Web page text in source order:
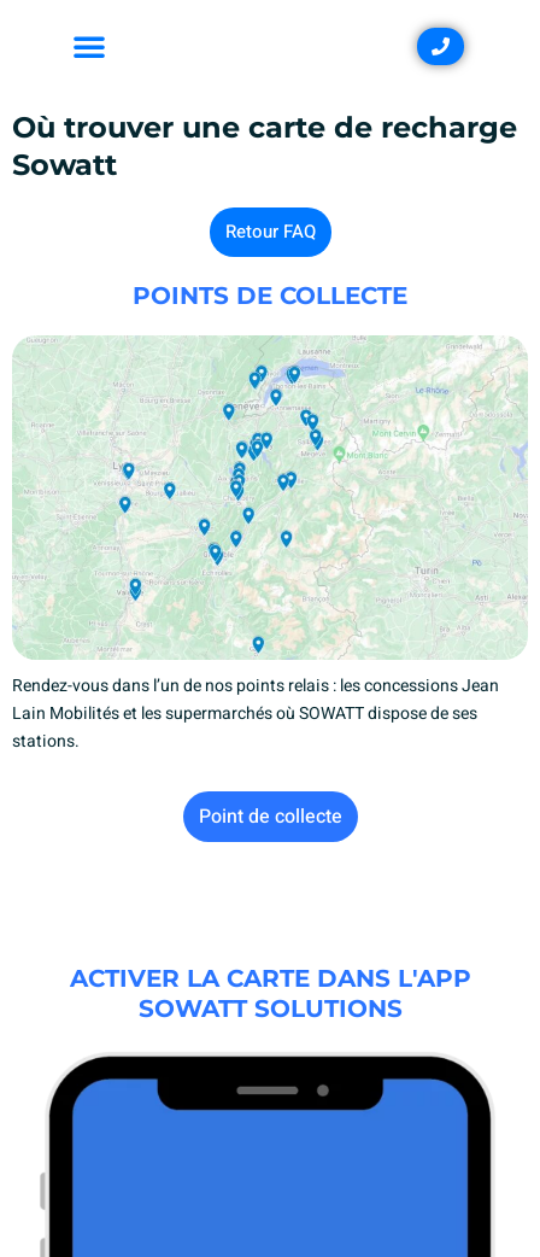
Où trouver une carte de recharge
Sowatt
Retour FAQ
POINTS DE COLLECTE
Rendez-vous dans l’un de nos points relais : les concessions Jean
Lain Mobilités et les supermarchés où SOWATT dispose de ses
stations.
Point de collecte
ACTIVER LA CARTE DANS L'APP
SOWATT SOLUTIONS